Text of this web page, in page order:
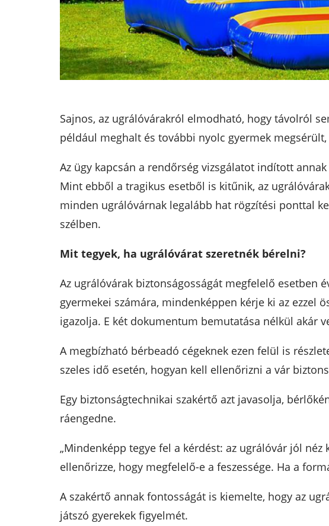
Sajnos, az ugrálóvárakról elmodható, hogy távolról
például meghalt és további nyolc gyermek
Az ügy kapcsán a rendőrség vizsgálatot indított
Mint ebből a tragikus esetből is kitűnik, az
minden ugrálóvárnak legalább hat rögzítési ponttal
szélben.
Mit tegyek, ha ugrálóvárat szeretnék bérelni?
Az ugrálóvárak biztonságosságát megfelelő esetben
gyermekei számára, mindenképpen kérje ki az ezzel
igazolja. E két dokumentum bemutatása nélkül akár
A megbízható bérbeadó cégeknek ezen felül is
szeles idő esetén, hogyan kell ellenőrizni a vár
Egy biztonságtechnikai szakértő azt javasolja,
ráengedne.
„Mindenképp tegye fel a kérdést: az ugrálóvár jól néz
ellenőrizze, hogy megfelelő-e a feszessége. Ha a
A szakértő annak fontosságát is kiemelte, hogy az
játszó gyerekek figyelmét.